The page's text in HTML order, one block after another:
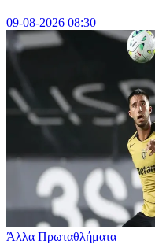
09-08-2026 08:30
Άλλα Πρωταθλήματα